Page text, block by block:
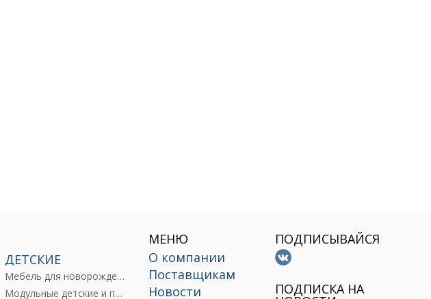
ДЕТСКИЕ
Мебель для новорожденных
Модульные детские и подростковые
МЕНЮ
О компании
Поставщикам
Новости
ПОДПИСЫВАЙСЯ
ПОДПИСКА НА